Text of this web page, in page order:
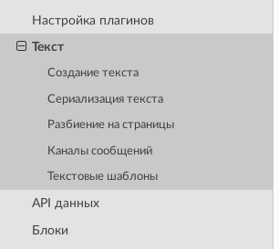
Настройка плагинов
Текст
Создание текста
Сериализация текста
Разбиение на страницы
Каналы сообщений
Текстовые шаблоны
API данных
Блоки